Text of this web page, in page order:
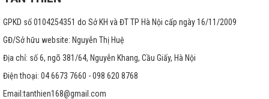
GPKD số 0104254351 do Sở KH và ĐT TP Hà Nội cấp ngày 16/11/2009
GĐ/Sở hữu website: Nguyễn Thị Huệ
Địa chỉ: số 6, ngõ 381/64, Nguyễn Khang, Cầu Giấy, Hà Nội
Điện thoại: 04 6673 7660 - 098 620 8768
Email:tanthien168@gmail.com